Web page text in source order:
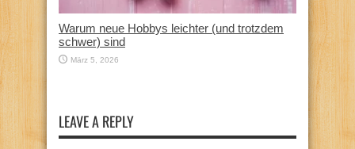
Warum neue Hobbys leichter (und trotzdem
schwer) sind
März 5, 2026
LEAVE A REPLY